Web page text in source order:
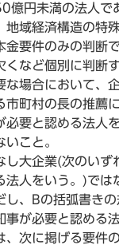
億円未満の法人で
地域経済構造の特
金要件のみの判断
くなど個別に判断
な場合において、
市町村の長の推薦
必要と認める法人
いこと。
し大企業(次のいず
法人をいう。)では
し、Bの括弧書き
事が必要と認める
、次に掲げる要件